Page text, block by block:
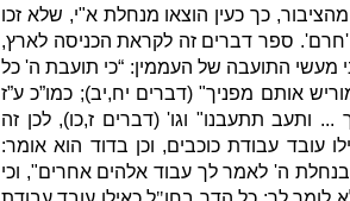
, כך כעין הוצאו מנחלת א"י, שלא זכו
'חרם'. ספר דברים זה לקראת הכניסה לארץ,
מעשי התועבה של העממין: “כי תועבת ה' כל
אותם מפניך" (דברים יח,יב); כמו”כ ע”ז
... ותעב תתעבנו" וגו' (דברים ז,כו),לכן זה
עובד עבודת כוכבים, וכן בדוד הוא אומר:
בנחלת ה' לאמר לך עבוד אלהים אחרים", וכי